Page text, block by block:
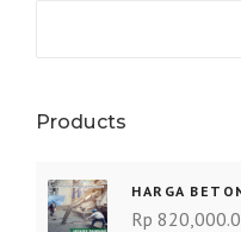
Products
HARGA
Rp